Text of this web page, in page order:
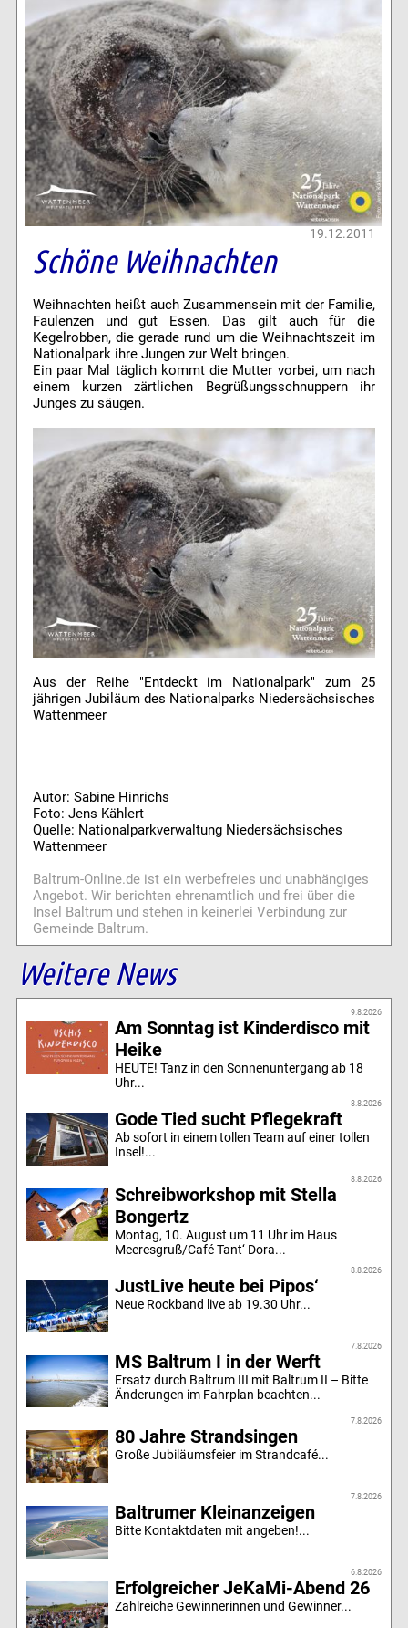
19.12.2011
Schöne Weihnachten
Weihnachten heißt auch Zusammensein mit der Familie,
Faulenzen und gut Essen. Das gilt auch für die
Kegelrobben, die gerade rund um die Weihnachtszeit im
Nationalpark ihre Jungen zur Welt bringen.
Ein paar Mal täglich kommt die Mutter vorbei, um nach
einem kurzen zärtlichen Begrüßungsschnuppern ihr
Junges zu säugen.
Aus der Reihe "Entdeckt im Nationalpark" zum 25
jährigen Jubiläum des Nationalparks Niedersächsisches
Wattenmeer
Autor: Sabine Hinrichs
Foto: Jens Kählert
Quelle: Nationalparkverwaltung Niedersächsisches
Wattenmeer
Baltrum-Online.de ist ein werbefreies und unabhängiges
Angebot. Wir berichten ehrenamtlich und frei über die
Insel Baltrum und stehen in keinerlei Verbindung zur
Gemeinde Baltrum.
Weitere News
9.8.2026
Am Sonntag ist Kinderdisco mit
Heike
HEUTE! Tanz in den Sonnenuntergang ab 18
Uhr...
8.8.2026
Gode Tied sucht Pflegekraft
Ab sofort in einem tollen Team auf einer tollen
Insel!...
8.8.2026
Schreibworkshop mit Stella
Bongertz
Montag, 10. August um 11 Uhr im Haus
Meeresgruß/Café Tant‘ Dora...
8.8.2026
JustLive heute bei Pipos‘
Neue Rockband live ab 19.30 Uhr...
7.8.2026
MS Baltrum I in der Werft
Ersatz durch Baltrum III mit Baltrum II – Bitte
Änderungen im Fahrplan beachten...
7.8.2026
80 Jahre Strandsingen
Große Jubiläumsfeier im Strandcafé...
7.8.2026
Baltrumer Kleinanzeigen
Bitte Kontaktdaten mit angeben!...
6.8.2026
Erfolgreicher JeKaMi-Abend 26
Zahlreiche Gewinnerinnen und Gewinner...